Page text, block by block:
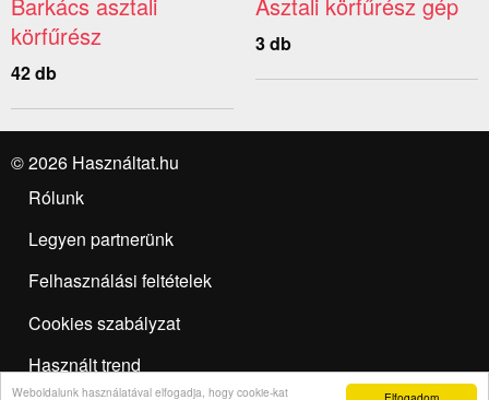
Weboldalunk használatával elfogadja, hogy cookie-kat
Barkács asztali
körfűrész
42 db
Asztali körfűrész gép
3 db
© 2026 Használtat.hu
Rólunk
Legyen partnerünk
Felhasználási feltételek
Cookies szabályzat
Használt trend